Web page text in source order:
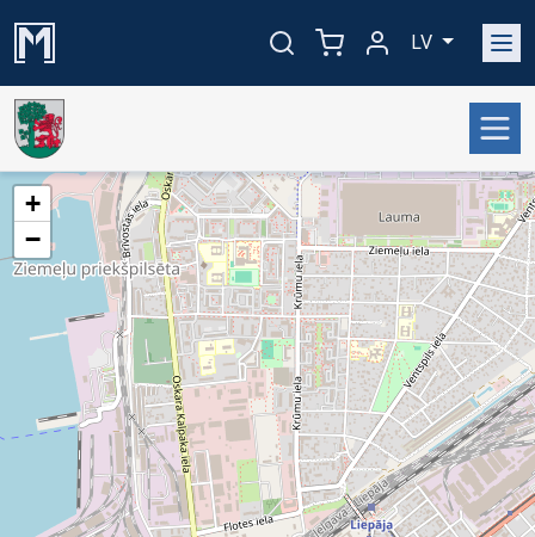
LV
+
−